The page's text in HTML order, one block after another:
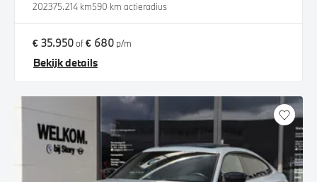
202375.214 km590 km actieradius
€ 35.950of€ 680 p/m
Bekijk details